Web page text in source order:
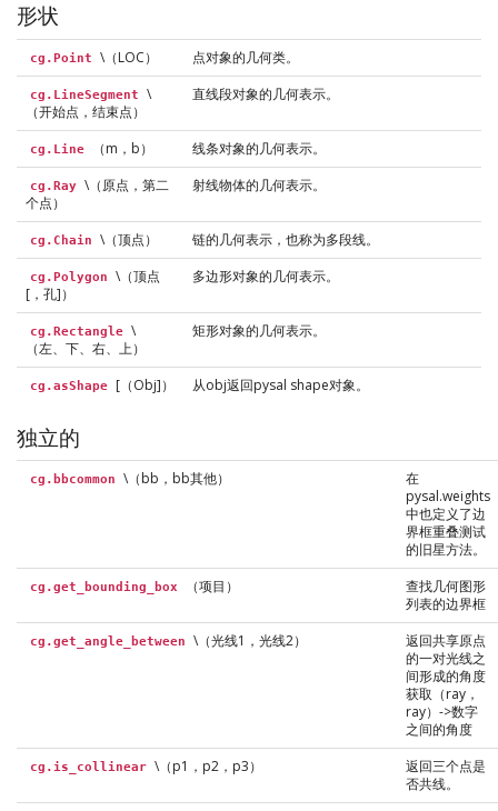
形状
cg.Point \（LOC） 点对象的几何类。
cg.LineSegment
\
（开始点，结束点）
直线段对象的几何表示。
cg.Line （m，b） 线条对象的几何表示。
cg.Ray \（原点，第二
个点）
射线物体的几何表示。
cg.Chain \（顶点） 链的几何表示，也称为多段线。
cg.Polygon
\（顶点
[，孔]）
多边形对象的几何表示。
cg.Rectangle \
（左、下、右、上）
矩形对象的几何表示。
cg.asShape [（Obj]） 从obj返回pysal shape对象。
独立的
cg.bbcommon \（bb，bb其他）
在
pysal.weights
中也定义了边
界框重叠测试
的旧星方法。
cg.get_bounding_box （项目）
查找几何图形
列表的边界框
cg.get_angle_between \（光线1，光线2）
返回共享原点
的一对光线之
间形成的角度
获取（ray，
ray）->数字
之间的角度
cg.is_collinear \（p1，p2，p3）
返回三个点是
否共线。